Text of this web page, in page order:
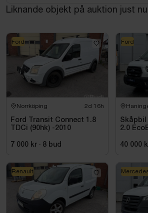
inställd på Polska, en fjärrnyckeln
för skick i övrigt.
Liknande objekt på auktion just nu
Norrköping 2d 16h
Ford Transit Connect 1.8
TDCi (90hk) -2010
7 000 kr · 8 bud
Ford
Skåpbil
2.0
40 000
Ford
Renault